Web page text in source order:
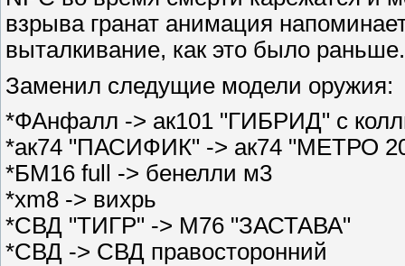
взрыва гранат анимация
выталкивание, как это было раньше.
Заменил следущие модели оружия:
*ФАнфалл -> ак101 "ГИБРИД" с
*ак74 "ПАСИФИК" -> ак74 "МЕТРО
*БМ16 full -> бенелли м3
*xm8 -> вихрь
*СВД "ТИГР" -> М76 "ЗАСТАВА"
*СВД -> СВД правосторонний